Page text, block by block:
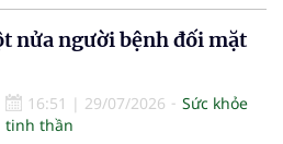
nửa người bệnh đối mặt
16:51 | 29/07/2026
Sức khỏe
tinh thần